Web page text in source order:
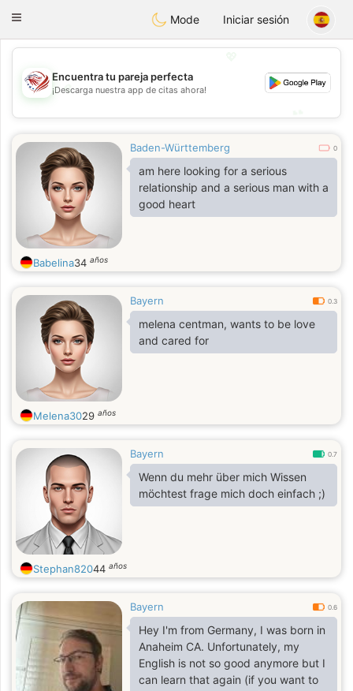
StatesDating
Toggle
Mode Iniciar sesión
💖
💕
Encuentra tu pareja perfecta
¡Descarga nuestra app de citas ahora!
Baden-Württemberg 0
am here looking for a serious
relationship and a serious man with a
good heart
Babelina34 años
Bayern 0.3
melena centman, wants to be love
and cared for
Melena3029 años
Bayern 0.7
Wenn du mehr über mich Wissen
möchtest frage mich doch einfach ;)
Stephan82044 años
Bayern 0.6
Hey I'm from Germany, I was born in
Anaheim CA. Unfortunately, my
English is not so good anymore but I
can learn that again (if you want to